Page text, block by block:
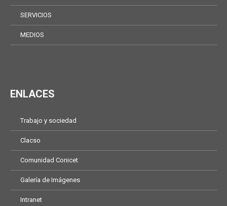
SERVICIOS
MEDIOS
ENLACES
Trabajo y sociedad
Clacso
Comunidad Conicet
Galería de Imágenes
Intranet